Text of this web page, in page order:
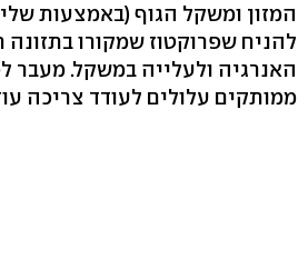
המזון ומשקל הגוף (באמצעות
להניח שפרוקטוז שמקורו
האנרגיה ולעלייה במשקל. מעבר
ממותקים עלולים לעודד צריכה